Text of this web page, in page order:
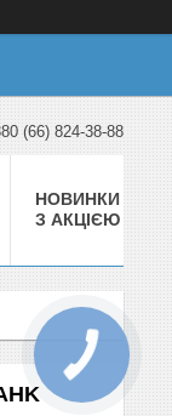
(66) 824-38-88
НОВИНКИ
З АКЦІЄЮ